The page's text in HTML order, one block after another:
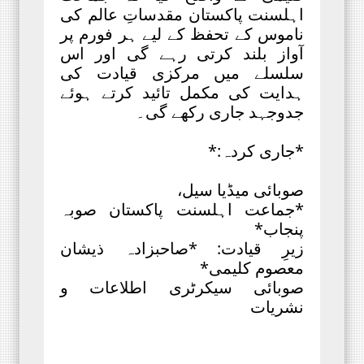
اہلسنت پاکستان مقدساتِ عالم کی
ناموس کے تحفظ کے لیے ہر فورم پر
آواز بلند کرتی رہے گی اور اس
سلسلے میں مرکزی قیادت کی
ہدایت کی مکمل تائید کرتے ہوئے
جدوجہد جاری رکھے گی۔
*جاری کردہ:*
صوبائی میڈیا سیل،
*جماعت اہلسنت پاکستان صوبہ
پنجاب*
زیرِ قیادت: *صاحبزادہ ذیشان
معصوم کلیمی*
صوبائی سیکرٹری اطلاعات و
نشریات